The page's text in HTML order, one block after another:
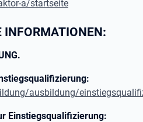
a/startseite
INFORMATIONEN:
ausbildung/
Einstiegsqualifizierung: